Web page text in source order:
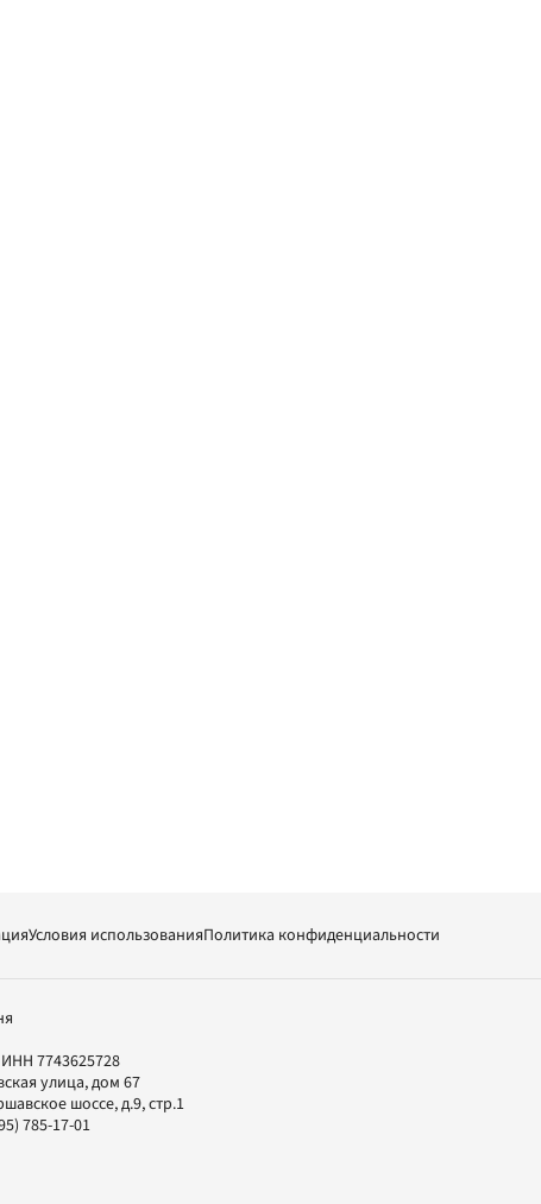
Условия использованияПолитика конфиденциальности
7743625728
улица, дом 67
шоссе, д.9, стр.1
785-17-01